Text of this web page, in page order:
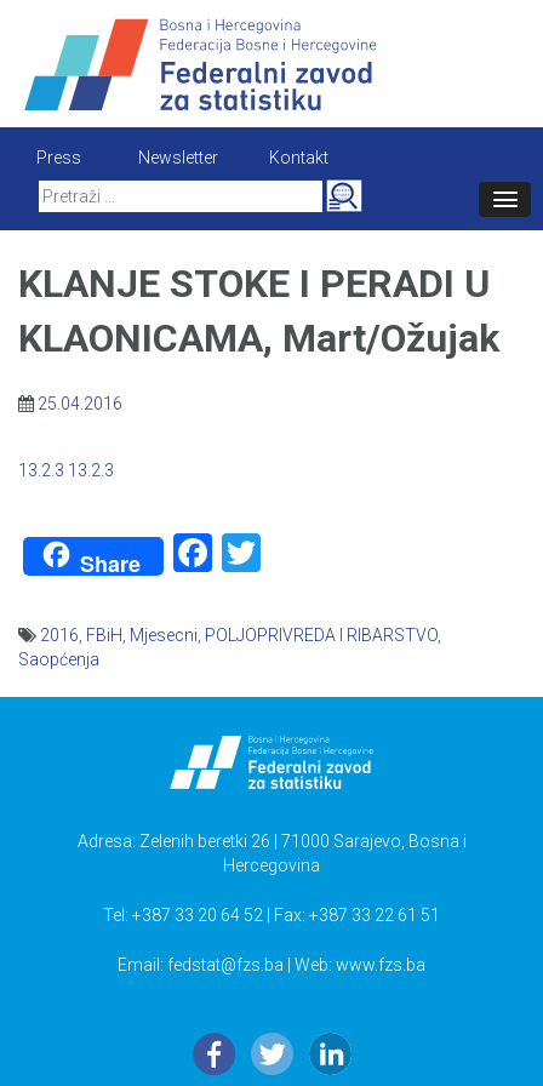
content
Press Newsletter
Kontakt
Search
for:
KLANJE STOKE I PERADI U
KLAONICAMA, Mart/Ožujak
25.04.2016
13.2.3 13.2.3
Share Facebook
2016 FBiH Mjesecni POLJOPRIVREDA I RIBARSTVO
Saopćenja
Adresa: Zelenih beretki 26 | 71000 Sarajevo, Bosna i
Hercegovina
Tel: +387 33 20 64 52 | Fax: +387 33 22 61 51
Email: fedstat@fzs.ba | Web: www.fzs.ba